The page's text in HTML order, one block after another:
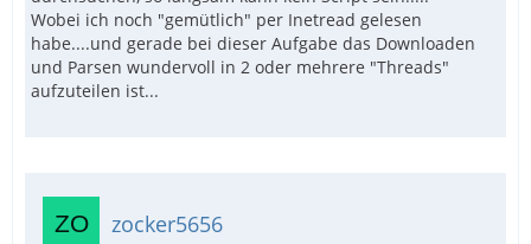
Wobei ich noch "gemütlich" per Inetread gelesen
habe....und gerade bei dieser Aufgabe das Downloaden
und Parsen wundervoll in 2 oder mehrere "Threads"
aufzuteilen ist...
zocker5656